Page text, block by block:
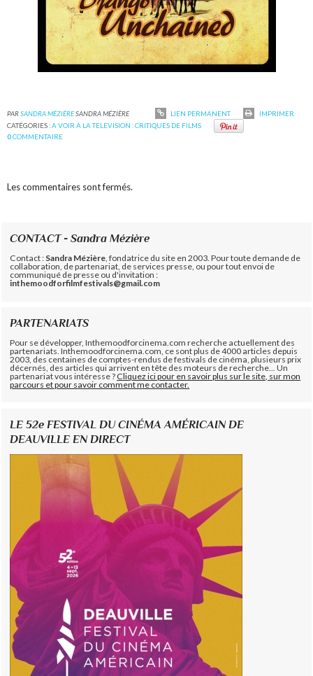
PARSANDRA MÉZIÈRESANDRA MÉZIÈRE LIEN PERMANENT
IMPRIMER
CATÉGORIES :A VOIR A LA TELEVISION : CRITIQUES DE FILMS
0COMMENTAIRE
Les commentaires sont fermés.
CONTACT - Sandra Mézière
Contact : Sandra Mézière , fondatrice du site en 2003. Pour toute demande de
collaboration, de partenariat, de services presse, ou pour tout envoi de
communiqué de presse ou d'invitation :
inthemoodforfilmfestivals@gmail.com
PARTENARIATS
Pour se développer, Inthemoodforcinema.com recherche actuellement des
partenariats. Inthemoodforcinema.com, ce sont plus de 4000 articles depuis
2003, des centaines de comptes-rendus de festivals de cinéma, plusieurs prix
décernés, des articles qui arrivent en tête des moteurs de recherche... Un
partenariat vous intéresse ?Cliquez ici pour en savoir plus sur le site, sur mon
parcours et pour savoir comment me contacter.
LE 52e FESTIVAL DU CINÉMA AMÉRICAIN DE
DEAUVILLE EN DIRECT